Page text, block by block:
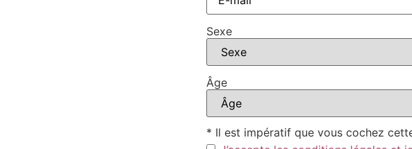
Sexe
Âge
* Il est impératif que vous cochez